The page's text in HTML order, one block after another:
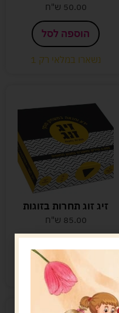
50.00 ש"ח
הוספה לסל
נשארו במלאי רק 1
זיג זוג תחרות בזוגות
85.00 ש"ח
הוספה לסל
קיים במלאי